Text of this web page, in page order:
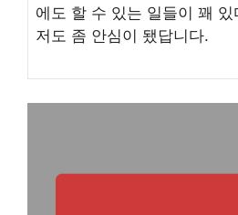
에도 할 수 있는 일들이 꽤 있
저도 좀 안심이 됐답니다.